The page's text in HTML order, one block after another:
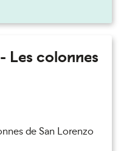
Les colonnes
de San Lorenzo